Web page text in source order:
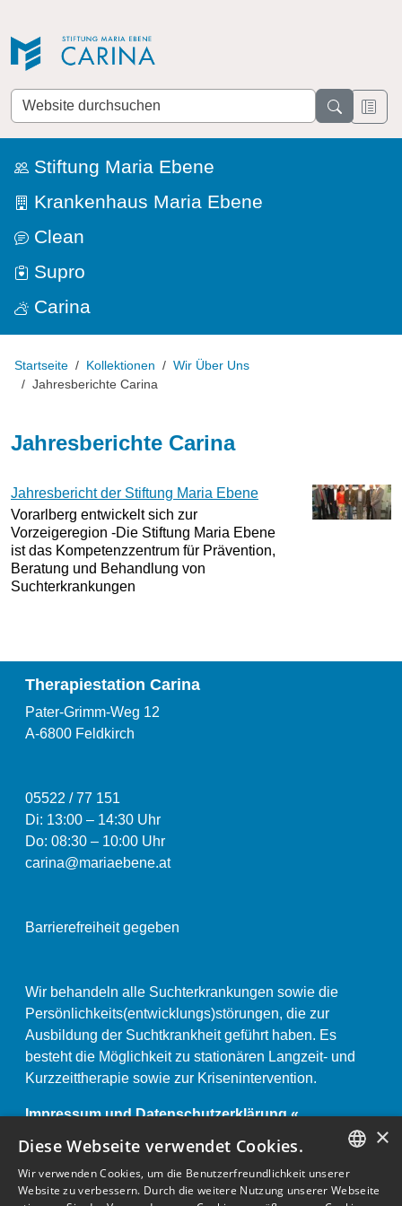
Website
durchsuchen
Stiftung Maria Ebene
Krankenhaus Maria Ebene
Clean
Supro
Carina
Startseite Kollektionen
Wir Über Uns
Jahresberichte Carina
Jahresberichte Carina
Jahresbericht der Stiftung Maria Ebene
Vorarlberg entwickelt sich zur
Vorzeigeregion -Die Stiftung Maria Ebene
ist das Kompetenzzentrum für Prävention,
Beratung und Behandlung von
Suchterkrankungen
Therapiestation Carina
Pater-Grimm-Weg 12
A-6800 Feldkirch
05522 / 77 151
Di: 13:00 – 14:30 Uhr
Do: 08:30 – 10:00 Uhr
carina@mariaebene.at
Barrierefreiheit gegeben
Wir behandeln alle Suchterkrankungen sowie die
Persönlichkeits(entwicklungs)störungen, die zur
Ausbildung der Suchtkrankheit geführt haben. Es
besteht die Möglichkeit zu stationären Langzeit- und
Kurzzeittherapie sowie zur Krisenintervention.
Impressum und Datenschutzerklärung «
GERMAN
×
Diese Webseite verwendet Cookies.
Wir verwenden Cookies, um die Benutzerfreundlichkeit unserer
Website zu verbessern. Durch die weitere Nutzung unserer Webseite